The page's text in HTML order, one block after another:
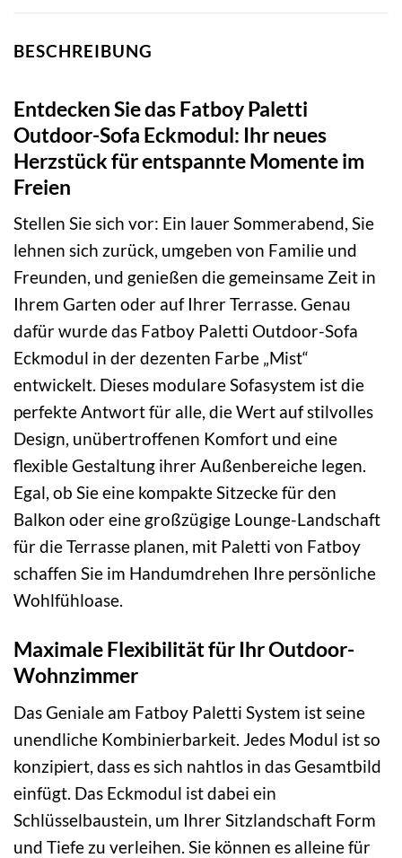
BESCHREIBUNG
Entdecken Sie das Fatboy Paletti
Outdoor-Sofa Eckmodul: Ihr neues
Herzstück für entspannte Momente im
Freien
Stellen Sie sich vor: Ein lauer Sommerabend, Sie
lehnen sich zurück, umgeben von Familie und
Freunden, und genießen die gemeinsame Zeit in
Ihrem Garten oder auf Ihrer Terrasse. Genau
dafür wurde das Fatboy Paletti Outdoor-Sofa
Eckmodul in der dezenten Farbe „Mist“
entwickelt. Dieses modulare Sofasystem ist die
perfekte Antwort für alle, die Wert auf stilvolles
Design, unübertroffenen Komfort und eine
flexible Gestaltung ihrer Außenbereiche legen.
Egal, ob Sie eine kompakte Sitzecke für den
Balkon oder eine großzügige Lounge-Landschaft
für die Terrasse planen, mit Paletti von Fatboy
schaffen Sie im Handumdrehen Ihre persönliche
Wohlfühloase.
Maximale Flexibilität für Ihr Outdoor-
Wohnzimmer
Das Geniale am Fatboy Paletti System ist seine
unendliche Kombinierbarkeit. Jedes Modul ist so
konzipiert, dass es sich nahtlos in das Gesamtbild
einfügt. Das Eckmodul ist dabei ein
Schlüsselbaustein, um Ihrer Sitzlandschaft Form
und Tiefe zu verleihen. Sie können es alleine für